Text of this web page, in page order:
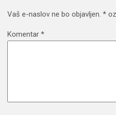
Vaš e-naslov ne bo objavljen. *
Komentar *